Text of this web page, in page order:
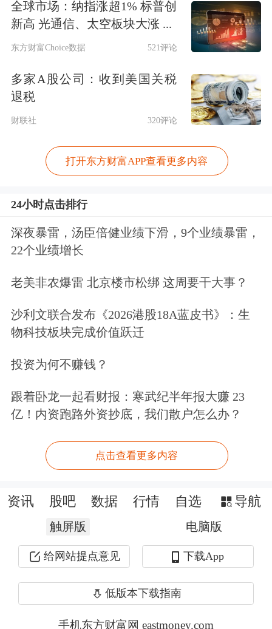
买家的需求。”
东财图解·加点干货
全球市场：纳指涨超1% 标普创
新高 光通信、太空板块大涨 ...
东方财富Choice数据 521评论
多家A股公司：收到美国关税
退税
财联社 320评论
打开东方财富APP查看更多内容
24小时点击排行
深夜暴雷，汤臣倍健业绩下滑，9个业绩暴雷，
22个业绩增长
老美非农爆雷 北京楼市松绑 这周要干大事？
沙利文联合发布《2026港股18A蓝皮书》：生
物科技板块完成价值跃迁
投资为何不赚钱？
跟着卧龙一起看财报：寒武纪半年报大赚 23
亿！内资跑路外资抄底，我们散户怎么办？
点击查看更多内容
资讯 股吧 数据 行情 自选 导航
触屏版 电脑版
给网站提点意见 下载App
低版本下载指南
手机东方财富网 eastmoney.com